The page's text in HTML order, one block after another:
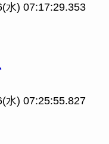
水) 07:17:29.353
水) 07:25:55.827